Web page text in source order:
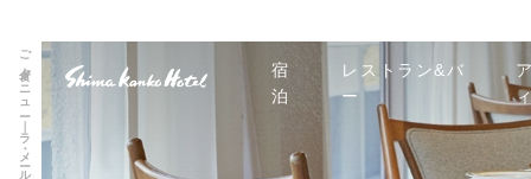
宿
泊
レストラン&バ
ー